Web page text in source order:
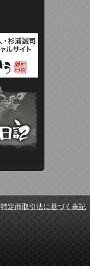
特定商取引法に基づく表記